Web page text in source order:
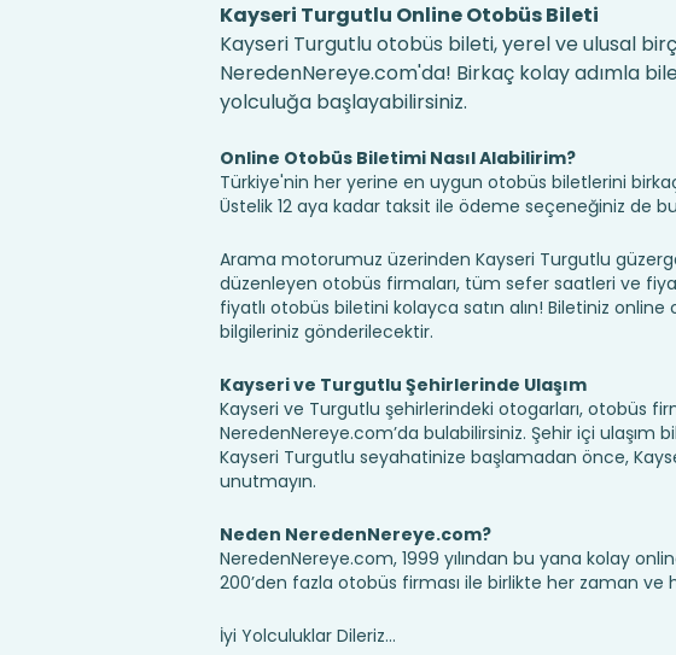
Kayseri Turgutlu Online Otobüs Bileti
Kayseri Turgutlu otobüs bileti, yerel ve ulusal
NeredenNereye.com'da! Birkaç kolay adımla
yolculuğa başlayabilirsiniz.
Online Otobüs Biletimi Nasıl Alabilirim?
Türkiye'nin her yerine en uygun otobüs biletlerini
Üstelik 12 aya kadar taksit ile ödeme seçeneğiniz de
Arama motorumuz üzerinden Kayseri Turgutlu
düzenleyen otobüs firmaları, tüm sefer saatleri ve
fiyatlı otobüs biletini kolayca satın alın! Biletiniz
bilgileriniz gönderilecektir.
Kayseri ve Turgutlu Şehirlerinde Ulaşım
Kayseri ve Turgutlu şehirlerindeki otogarları, otobüs
NeredenNereye.com’da bulabilirsiniz. Şehir içi ulaşım
Kayseri Turgutlu seyahatinize başlamadan önce,
unutmayın.
Neden NeredenNereye.com?
NeredenNereye.com, 1999 yılından bu yana kolay
200’den fazla otobüs firması ile birlikte her zaman ve
İyi Yolculuklar Dileriz...